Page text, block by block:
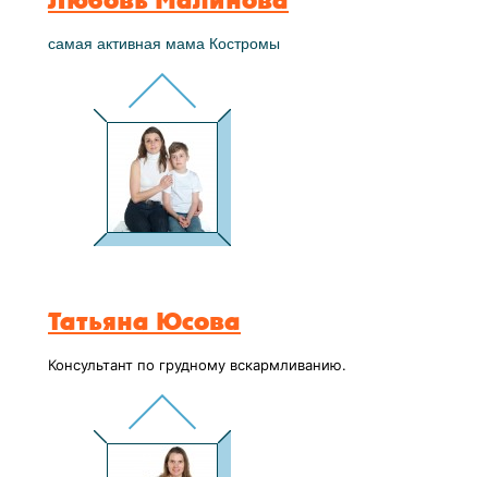
самая активная мама Костромы
Татьяна Юсова
Консультант по грудному вскармливанию.